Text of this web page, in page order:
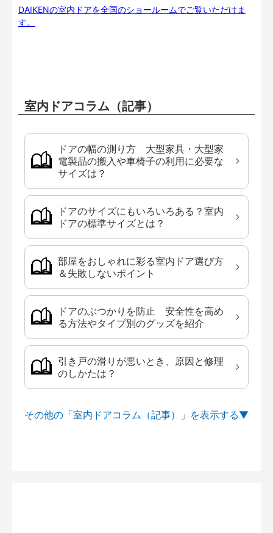
DAIKENの室内ドアを全国のショールームでご覧いただけま
す。
室内ドアコラム（記事）
ドアの幅の測り方 大型家具・大型家
電製品の搬入や車椅子の利用に必要な
サイズは？
ドアのサイズにもいろいろある？室内
ドアの標準サイズとは？
部屋をおしゃれに彩る室内ドア選び方
＆失敗しないポイント
ドアのぶつかりを防止 安全性を高め
る方法やタイプ別のグッズを紹介
引き戸の滑りが悪いとき、原因と修理
のしかたは？
その他の「室内ドアコラム（記事）」を